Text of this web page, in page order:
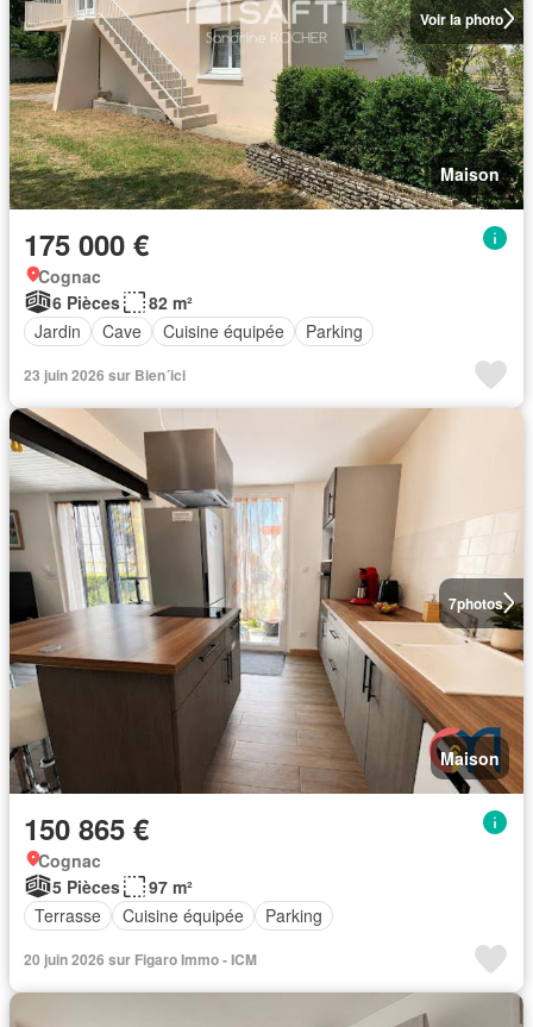
Voir la photo
Maison
175 000 €
Cognac
6 Pièces
82 m²
Jardin
Cave Cuisine équipée Parking
23 juin 2026 sur Bien´ici
7photos
Maison
150 865 €
Cognac
5 Pièces
97 m²
Terrasse
Cuisine équipée Parking
20 juin 2026 sur Figaro Immo - ICM